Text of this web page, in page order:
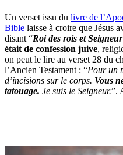
Un verset issu du livre de
Bible laisse à croire que Jésus
disant “Roi des rois et
était de confession juive,
on peut le lire au verset 28 du
l’Ancien Testament : “Pour un
d’incisions sur le corps. Vous
tatouage. Je suis le Seigneur.”.